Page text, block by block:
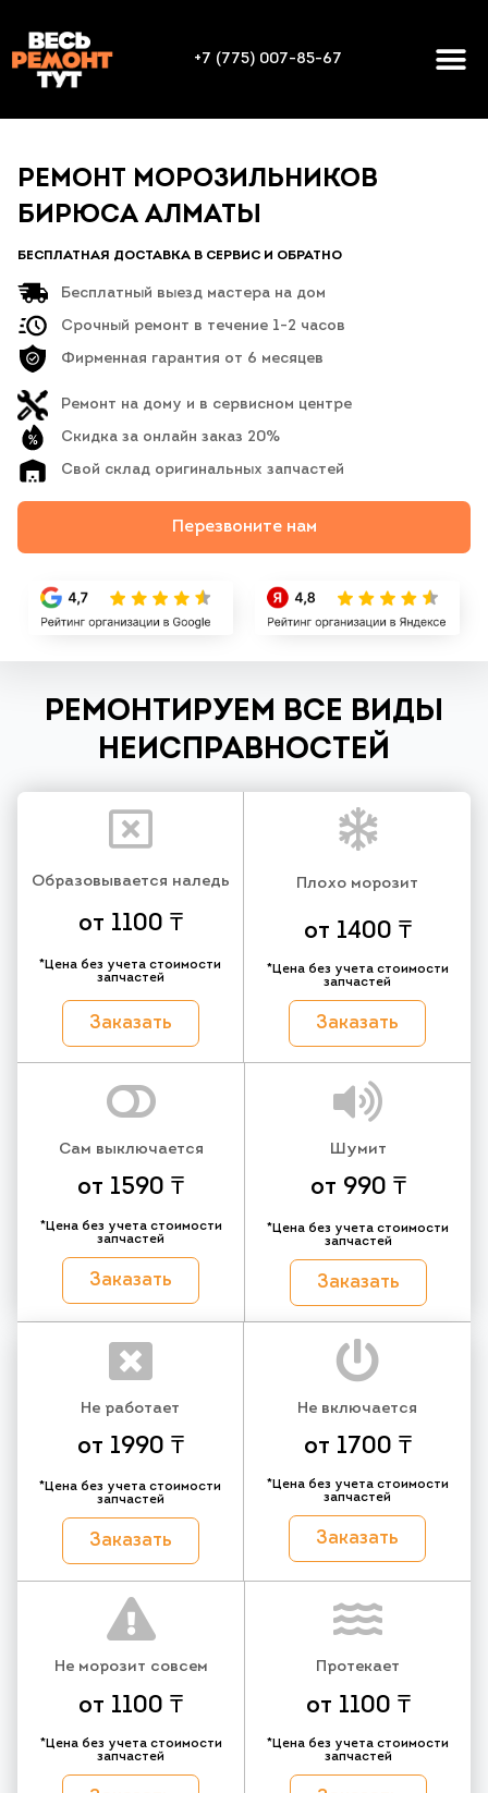
+7 (775) 007-85-67
РЕМОНТ МОРОЗИЛЬНИКОВ
БИРЮСА АЛМАТЫ
БЕСПЛАТНАЯ ДОСТАВКА В СЕРВИС И ОБРАТНО
Бесплатный выезд мастера на дом
Срочный ремонт в течение 1-2 часов
Фирменная гарантия от 6 месяцев
Ремонт на дому и в сервисном центре
Скидка за онлайн заказ 20%
Свой склад оригинальных запчастей
Перезвоните нам
РЕМОНТИРУЕМ ВСЕ ВИДЫ
НЕИСПРАВНОСТЕЙ
Образовывается наледь
от 1100 ₸
*Цена без учета стоимости
запчастей
Заказать
Плохо морозит
от 1400 ₸
*Цена без учета стоимости
запчастей
Заказать
Сам выключается
от 1590 ₸
*Цена без учета стоимости
запчастей
Заказать
Шумит
от 990 ₸
*Цена без учета стоимости
запчастей
Заказать
Не работает
от 1990 ₸
*Цена без учета стоимости
запчастей
Заказать
Не включается
от 1700 ₸
*Цена без учета стоимости
запчастей
Заказать
Не морозит совсем
от 1100 ₸
*Цена без учета стоимости
запчастей
Протекает
от 1100 ₸
*Цена без учета стоимости
запчастей